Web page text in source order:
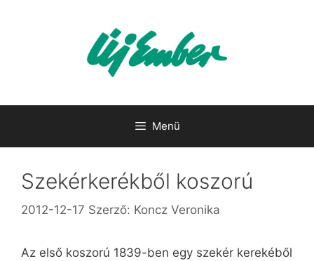
Menü
Szekérkerékből koszorú
2012-12-17 Szerző: Koncz Veronika
Az első koszorú 1839-ben egy szekér kerekéből